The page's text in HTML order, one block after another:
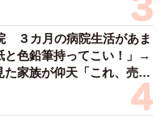
３カ月の病院生活があま
と色鉛筆持ってこい！」→
た家族が仰天「これ、売れ